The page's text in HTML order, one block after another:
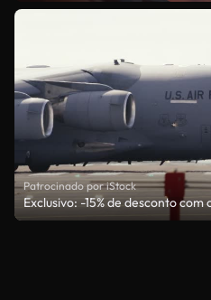
Patrocinado por iStock
Exclusivo: -15% de desconto